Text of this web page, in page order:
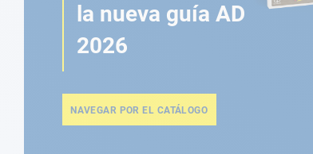
la nueva guía AD
2026
NAVEGAR POR EL CATÁLOGO